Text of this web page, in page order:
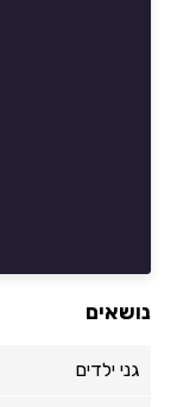
נושאים
גני ילדים